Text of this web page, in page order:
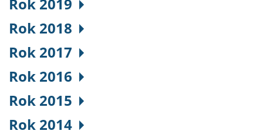
Rok 2018
Rok 2017
Rok 2016
Rok 2015
Rok 2014